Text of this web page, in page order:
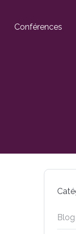
Conférences
Blog